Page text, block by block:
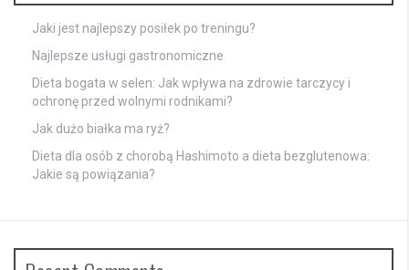
Jaki jest najlepszy posiłek po treningu?
Najlepsze usługi gastronomiczne
Dieta bogata w selen: Jak wpływa na zdrowie tarczycy i
ochronę przed wolnymi rodnikami?
Jak dużo białka ma ryż?
Dieta dla osób z chorobą Hashimoto a dieta bezglutenowa:
Jakie są powiązania?